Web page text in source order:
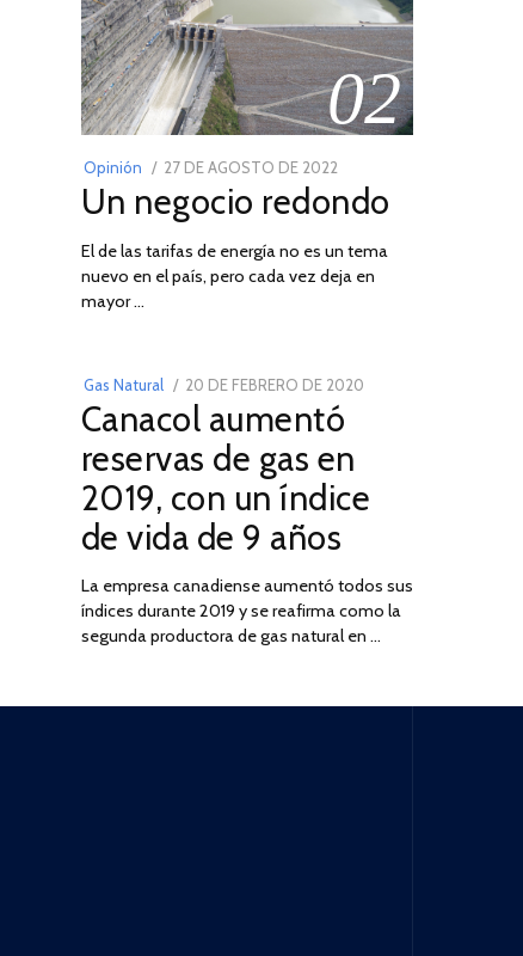
02
Opinión
POSTED
ON
27 DE AGOSTO DE 202230
DE
DE
2022
Un negocio redondo
El de las tarifas de energía no es un tema
nuevo en el país, pero cada vez deja en
mayor …
03
Gas Natural
POSTED
ON
20 DE FEBRERO DE 2020
2025
Canacol aumentó
reservas de gas en
2019, con un índice
de vida de 9 años
La empresa canadiense aumentó todos sus
índices durante 2019 y se reafirma como la
segunda productora de gas natural en …